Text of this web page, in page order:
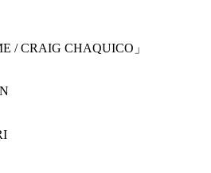
/ CRAIG CHAQUICO」